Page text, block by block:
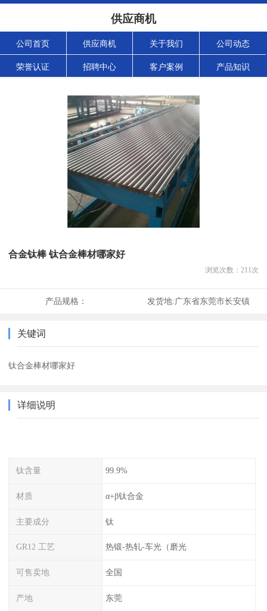
供应商机
公司首页 供应商机 关于我们 公司动态
荣誉认证 招聘中心 客户案例 产品知识
合金钛棒 钛合金棒材哪家好
浏览次数： 211次
产品规格： 发货地:广东省东莞市长安镇
关键词
钛合金棒材哪家好
详细说明
钛含量 99.9%
材质 α+β钛合金
主要成分 钛
GR12 工艺 热锻-热轧-车光（磨光
可售卖地 全国
产地 东莞